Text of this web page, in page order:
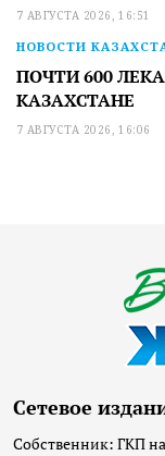
7 АВГУСТА 2026, 16:51
НОВОСТИ
ПОЧТИ 600
КАЗАХСТАНЕ
7 АВГУСТА 2026, 16:06
Сетевое
Собственник: ГКП